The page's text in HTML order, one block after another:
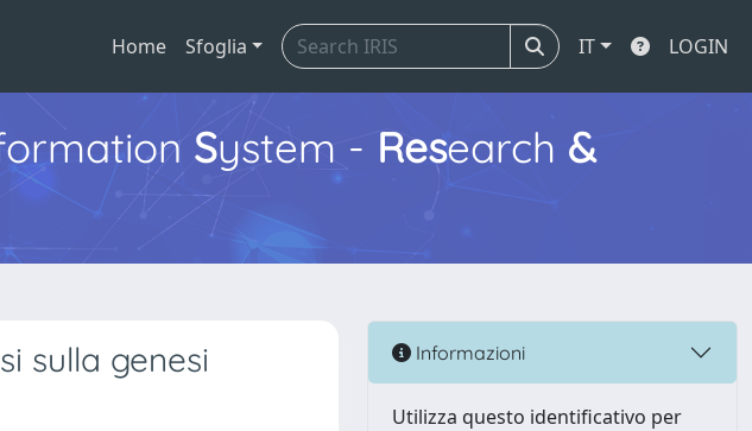
Home Sfoglia IT LOGIN
System - Research &
sulla genesi
Informazioni
Utilizza questo identificativo per